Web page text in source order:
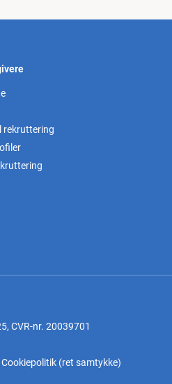
rekruttering
, CVR-nr. 20039701
Cookiepolitik (ret samtykke)